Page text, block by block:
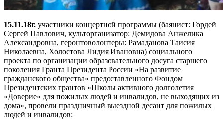
15.11.18г. участники концертной программы (баянист: Гордей
Сергей Павлович, культорганизатор: Демидова Анжелика
Александровна, геронтоволонтеры: Рамаданова Таисия
Николаевна, Холостова Лидия Ивановна) социального
проекта по организации образовательного досуга старшего
поколения Гранта Президента России «На развитие
гражданского общества» предоставленного Фондом
Президентских грантов «Школы активного долголетия
«Доверие» для пожилых людей и инвалидов, не выходящих из
дома», провели праздничный выездной десант для пожилых
людей и инвалидов: